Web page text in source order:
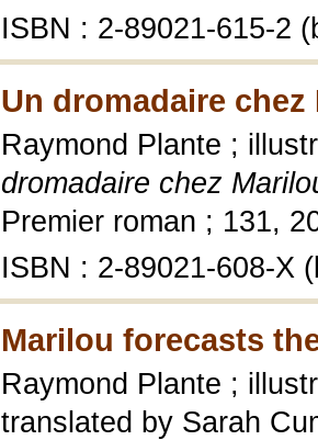
ISBN : 2-89021-615-2
Un dromadaire chez
Raymond Plante ;
dromadaire chez
Premier roman ; 131,
ISBN : 2-89021-608-X
Marilou forecasts
Raymond Plante ;
translated by Sarah